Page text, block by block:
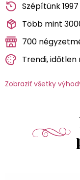
Szépítünk
Több mint
700
Trendi,
Zobraziť všetky